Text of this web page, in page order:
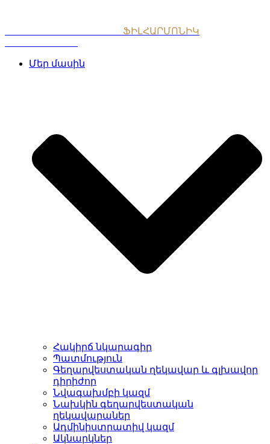
ՖԻԼՀԱՐՄՈՆԻԿ
Մեր մասին
Հակիրճ նկարագիր
Պատմություն
Գեղարվեստական ղեկավար և գլխավոր
դիրիժոր
Նվագախմբի կազմ
Նախկին գեղարվեստական
ղեկավարաներ
Ադմինիստրատիվ կազմ
Ակնարկներ